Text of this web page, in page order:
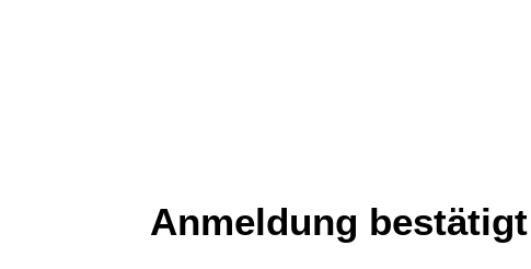
Anmeldung bestätigt